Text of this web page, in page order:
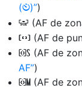
(E) )
3 (AF de
d (AF de
d (AF de
AF )
e (AF de